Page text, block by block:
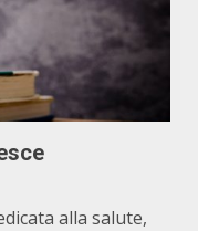
alla salute,